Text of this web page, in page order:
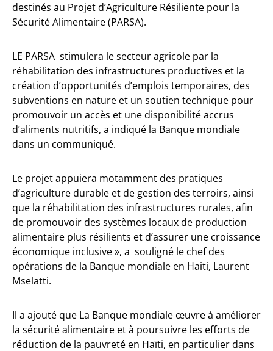
destinés au Projet d’Agriculture Résiliente pour la
Sécurité Alimentaire (PARSA).
LE PARSA stimulera le secteur agricole par la
réhabilitation des infrastructures productives et la
création d’opportunités d’emplois temporaires, des
subventions en nature et un soutien technique pour
promouvoir un accès et une disponibilité accrus
d’aliments nutritifs, a indiqué la Banque mondiale
dans un communiqué.
Le projet appuiera motamment des pratiques
d’agriculture durable et de gestion des terroirs, ainsi
que la réhabilitation des infrastructures rurales, afin
de promouvoir des systèmes locaux de production
alimentaire plus résilients et d’assurer une croissance
économique inclusive », a souligné le chef des
opérations de la Banque mondiale en Haiti, Laurent
Mselatti.
Il a ajouté que La Banque mondiale œuvre à améliorer
la sécurité alimentaire et à poursuivre les efforts de
réduction de la pauvreté en Haïti, en particulier dans